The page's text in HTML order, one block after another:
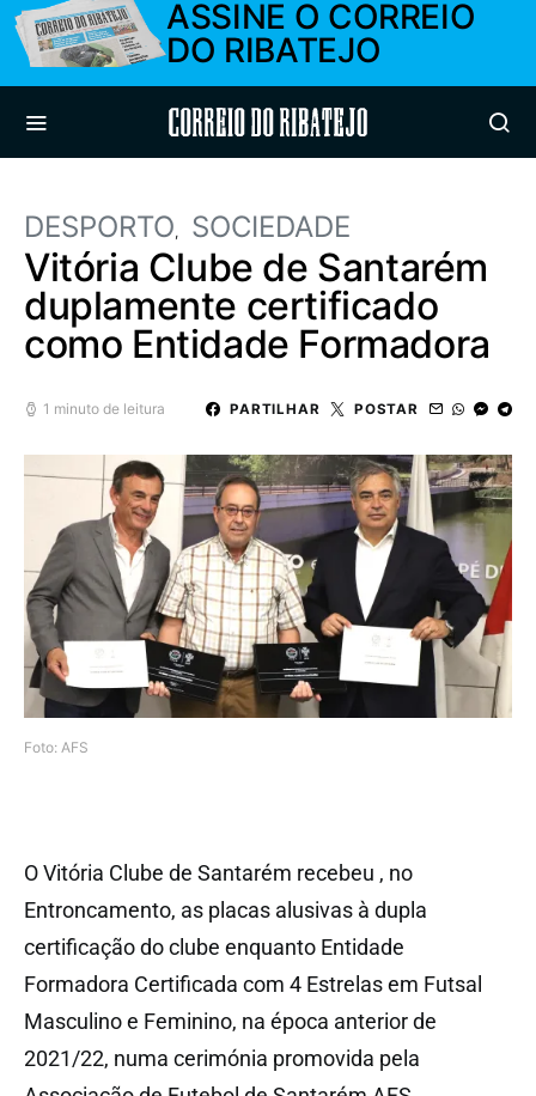
ASSINE O CORREIO
DO RIBATEJO
Correio do Ribatejo
DESPORTO SOCIEDADE
Vitória Clube de Santarém
duplamente certificado
como Entidade Formadora
1 minuto de leitura PARTILHAR POSTAR
Foto: AFS
O Vitória Clube de Santarém recebeu , no
Entroncamento, as placas alusivas à dupla
certificação do clube enquanto Entidade
Formadora Certificada com 4 Estrelas em Futsal
Masculino e Feminino, na época anterior de
2021/22, numa cerimónia promovida pela